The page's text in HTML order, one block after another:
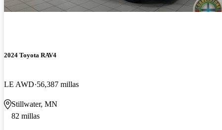
2024 Toyota RAV4
LE AWD 56,387 millas
Stillwater, MN
82 millas